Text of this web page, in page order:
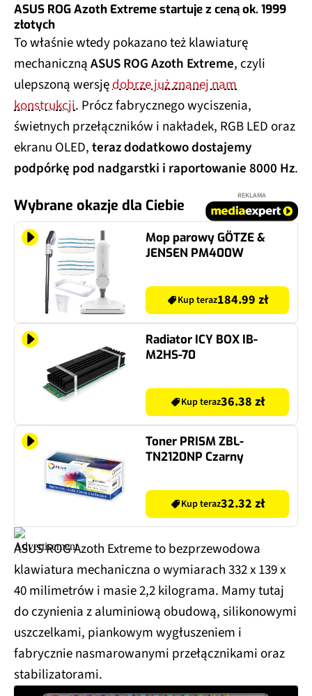
ASUS ROG Azoth Extreme startuje z ceną ok. 1999
złotych
To właśnie wtedy pokazano też klawiaturę
mechanicznąASUS ROG Azoth Extreme, czyli
ulepszoną wersjędobrze już znanej nam
konstrukcji. Prócz fabrycznego wyciszenia,
świetnych przełączników i nakładek, RGB LED oraz
ekranu OLED,teraz dodatkowo dostajemy
podpórkę pod nadgarstki i raportowanie 8000 Hz.
Wybrane okazje dla Ciebie
REKLAMA
Mop parowy GÖTZE &
JENSEN PM400W
Kup teraz184.99 zł
Radiator ICY BOX IB-
M2HS-70
Kup teraz36.38 zł
Toner PRISM ZBL-
TN2120NP Czarny
Kup teraz32.32 zł
ASUS ROG Azoth Extreme to bezprzewodowa
klawiatura mechaniczna o wymiarach 332 x 139 x
40 milimetrów i masie 2,2 kilograma. Mamy tutaj
do czynienia z aluminiową obudową, silikonowymi
uszczelkami, piankowym wygłuszeniem i
fabrycznie nasmarowanymi przełącznikami oraz
stabilizatorami.